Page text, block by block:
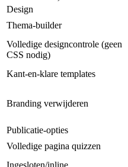
Design
Thema-builder
Volledige designcontrole (geen
CSS nodig)
Kant-en-klare templates
Branding verwijderen
Publicatie-opties
Volledige pagina quizzen
Ingesloten/inline